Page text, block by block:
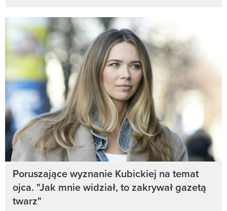
Poruszające wyznanie Kubickiej na temat
ojca. "Jak mnie widział, to zakrywał gazetą
twarz"